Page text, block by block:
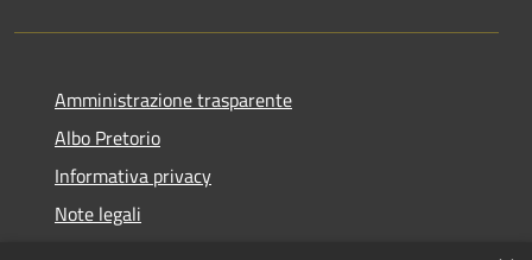
Amministrazione trasparente
Albo Pretorio
Informativa privacy
Note legali